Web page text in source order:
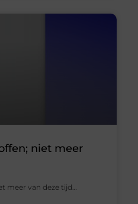
niet meer
meer van deze tijd…